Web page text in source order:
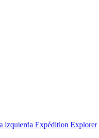
izquierda Expédition Explorer